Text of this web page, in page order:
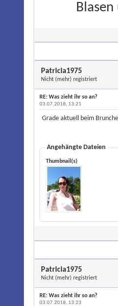
Patricia1975
Nicht (mehr) registriert
RE: Was zieht ihr so an?
03.07.2018, 13:21
Grade aktuell beim
Angehängte Dateien
Thumbnail(s)
Patricia1975
Nicht (mehr) registriert
RE: Was zieht ihr so an?
03.07.2018, 13:23